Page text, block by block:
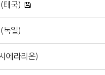
태국)
독일)
에라리온)